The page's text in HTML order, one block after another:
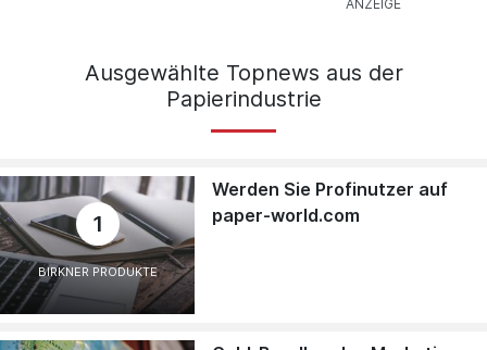
Ausgewählte Topnews aus der
Papierindustrie
1
BIRKNER PRODUKTE
Werden Sie Profinutzer auf
paper-world.com